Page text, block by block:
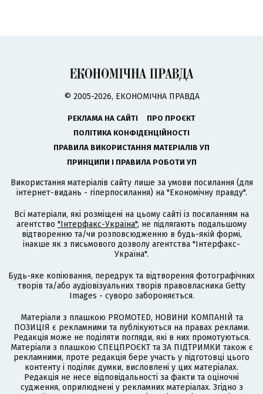
© 2005-2026, ЕКОНОМІЧНА ПРАВДА
РЕКЛАМА НА САЙТІ
ПРО ПРОЄКТ
ПОЛІТИКА КОНФІДЕНЦІЙНОСТІ
ПРАВИЛА ВИКОРИСТАННЯ МАТЕРІАЛІВ УП
ПРИНЦИПИ І ПРАВИЛА РОБОТИ УП
Використання матеріалів сайту лише за умови посилання (для
інтернет-видань - гіперпосилання) на "Економічну правду".
Всі матеріали, які розміщені на цьому сайті із посиланням на
агентство "Інтерфакс-Україна", не підлягають подальшому
відтворенню та/чи розповсюдженню в будь-якій формі,
інакше як з письмового дозволу агентства "Інтерфакс-
Україна".
Будь-яке копіювання, передрук та відтворення фотографічних
творів та/або аудіовізуальних творів правовласника Getty
Images - суворо забороняється.
Матеріали з плашкою PROMOTED, НОВИНИ КОМПАНІЙ та
ПОЗИЦІЯ є рекламними та публікуються на правах реклами.
Редакція може не поділяти погляди, які в них промотуються.
Матеріали з плашкою СПЕЦПРОЄКТ та ЗА ПІДТРИМКИ також є
рекламними, проте редакція бере участь у підготовці цього
контенту і поділяє думки, висловлені у цих матеріалах.
Редакція не несе відповідальності за факти та оціночні
судження, оприлюднені у рекламних матеріалах. Згідно з